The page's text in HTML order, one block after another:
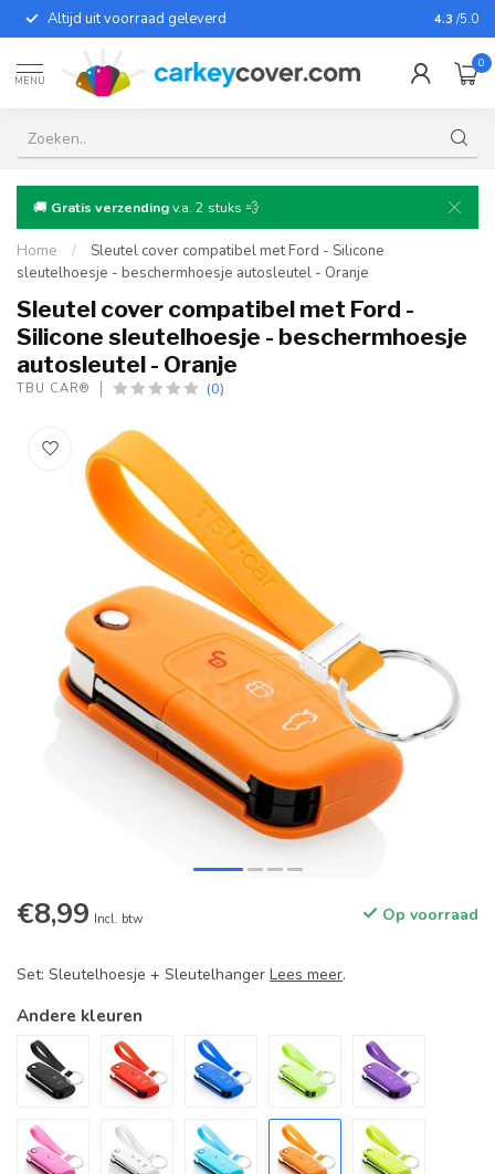
Altijd uit voorraad geleverd Voor
4.3 /5.0
MENU
0
🚚 Gratis verzendingv.a. 2 stuks 💨
Home /
Sleutel cover compatibel met Ford - Silicone
sleutelhoesje - beschermhoesje autosleutel - Oranje
Sleutel cover compatibel met Ford -
Silicone sleutelhoesje - beschermhoesje
autosleutel - Oranje
TBU CAR® (0)
€8,99 Incl. btw Op voorraad
Set: Sleutelhoesje + Sleutelhanger Lees meer.
Andere kleuren